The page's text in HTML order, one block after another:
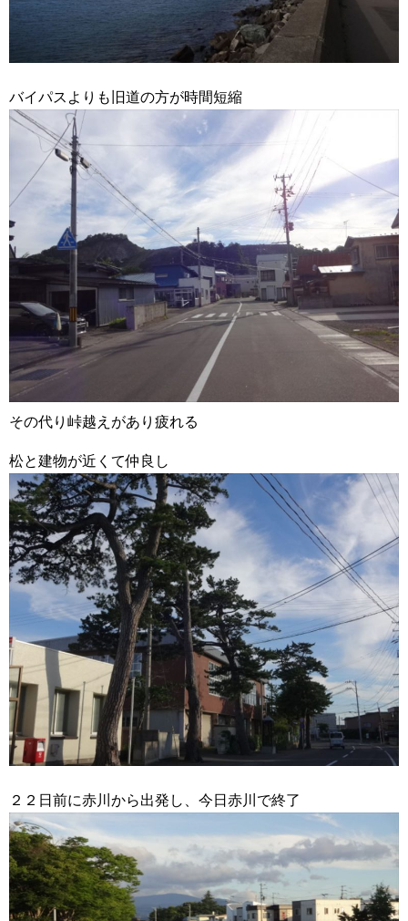
バイパスよりも旧道の方が時間短縮
その代り峠越えがあり疲れる
松と建物が近くて仲良し
２２日前に赤川から出発し、今日赤川で終了